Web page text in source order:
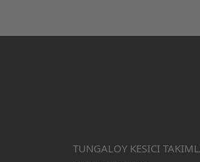
TUNGALOY KESICI